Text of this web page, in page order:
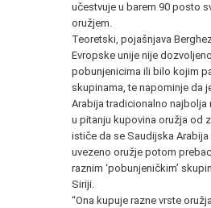
učestvuje u barem 90 posto
oružjem.
Teoretski, pojašnjava
Evropske unije nije
pobunjenicima ili bilo kojim
skupinama, te napominje da
Arabija tradicionalno najbolja
u pitanju kupovina oružja od
ističe da se Saudijska
uvezeno oružje potom
raznim ‘pobunjeničkim’
Siriji.
“Ona kupuje razne vrste